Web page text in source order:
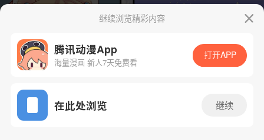
App免费看
继续浏览精彩内容
腾讯动漫App
海量漫画 新人7天免费看
打开APP
在此处浏览 继续